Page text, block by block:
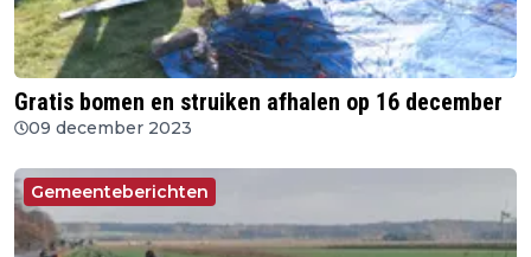
Gratis bomen en struiken afhalen op 16 december
09 december 2023
Gemeenteberichten